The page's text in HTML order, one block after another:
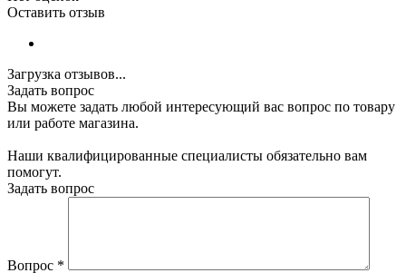
Оставить отзыв
Загрузка отзывов...
Задать вопрос
Вы можете задать любой интересующий вас вопрос по товару
или работе магазина.
Наши квалифицированные специалисты обязательно вам
помогут.
Задать вопрос
Вопрос *